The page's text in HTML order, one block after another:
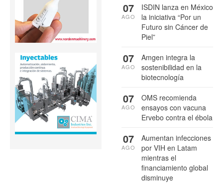
ISDIN lanza en México
la iniciativa “Por un
Futuro sin Cáncer de
Piel”
07
AGO
Amgen integra la
sostenibilidad en la
biotecnología
07
AGO
OMS recomienda
ensayos con vacuna
Ervebo contra el ébola
07
AGO
Aumentan infecciones
por VIH en Latam
mientras el
financiamiento global
disminuye
07
AGO